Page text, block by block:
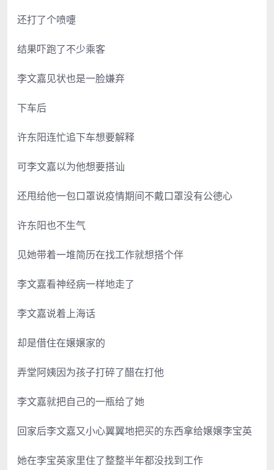
还打了个喷嚏
结果吓跑了不少乘客
李文嘉见状也是一脸嫌弃
下车后
许东阳连忙追下车想要解释
可李文嘉以为他想要搭讪
还甩给他一包口罩说疫情期间不戴口罩没有公德心
许东阳也不生气
见她带着一堆简历在找工作就想搭个伴
李文嘉看神经病一样地走了
李文嘉说着上海话
却是借住在嬢嬢家的
弄堂阿姨因为孩子打碎了醋在打他
李文嘉就把自己的一瓶给了她
回家后李文嘉又小心翼翼地把买的东西拿给嬢嬢李宝英
她在李宝英家里住了整整半年都没找到工作